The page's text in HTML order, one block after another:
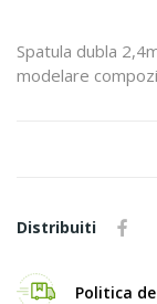
Spatula dubla
modelare
Distribuiti
Politica